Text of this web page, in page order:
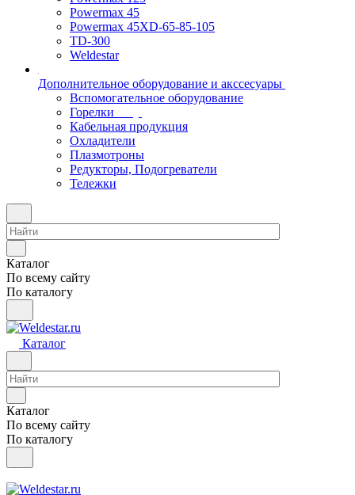
Powermax 45
Powermax 45XD-65-85-105
TD-300
Weldestar
Дополнительное оборудование и акссесуары
Вспомогательное оборудование
Горелки
Кабельная продукция
Охладители
Плазмотроны
Редукторы, Подогреватели
Тележки
Каталог
По всему сайту
По каталогу
Каталог
Каталог
По всему сайту
По каталогу